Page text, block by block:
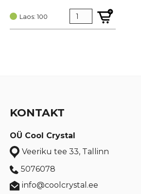
Laos: 100
KONTAKT
OÜ Cool Crystal
Veeriku tee 33, Tallinn
5076078
info@coolcrystal.ee